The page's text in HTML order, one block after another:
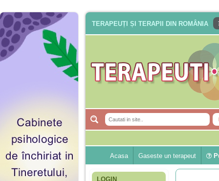
TERAPEUȚI ȘI TERAPII DIN ROMÂNIA
Acasa Gaseste un terapeut
LOGIN